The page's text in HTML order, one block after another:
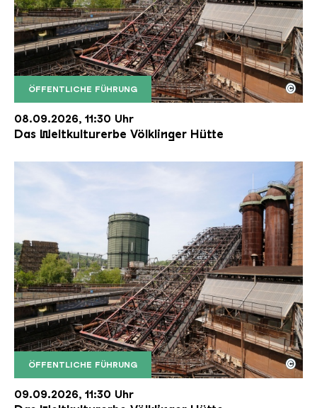
ÖFFENTLICHE FÜHRUNG
Der Erzschrägaufzug der Völklinger Hütte mit
Copyright: Weltkulturerbe Völklinger Hütte | Karl
©
08.09.2026, 11:30 Uhr
Das Weltkulturerbe Völklinger Hütte
ÖFFENTLICHE FÜHRUNG
Der Erzschrägaufzug der Völklinger Hütte mit
Copyright: Weltkulturerbe Völklinger Hütte | Karl
©
09.09.2026, 11:30 Uhr